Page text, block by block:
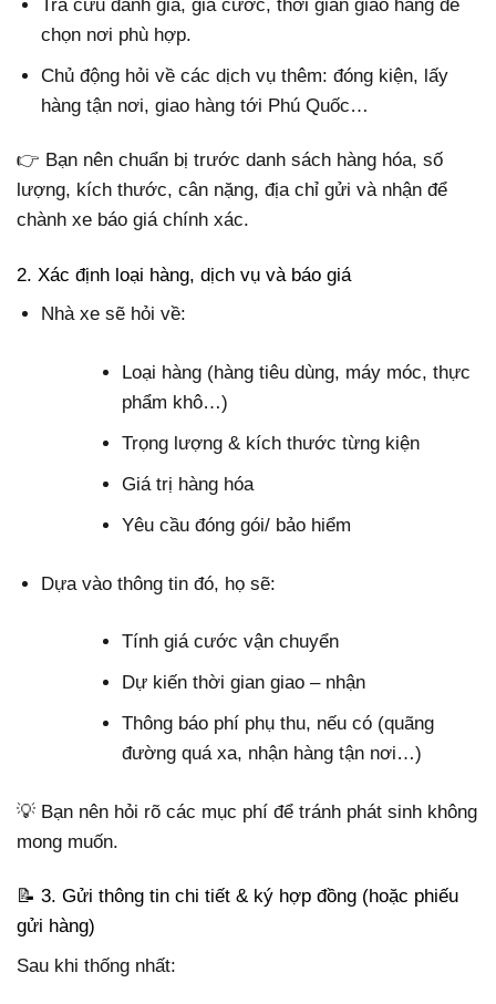
Tra cứu đánh giá, giá cước, thời gian giao hàng để
chọn nơi phù hợp.
Chủ động hỏi về các dịch vụ thêm: đóng kiện, lấy
hàng tận nơi, giao hàng tới Phú Quốc…
👉 Bạn nên chuẩn bị trước danh sách hàng hóa, số
lượng, kích thước, cân nặng, địa chỉ gửi và nhận để
chành xe báo giá chính xác.
2. Xác định loại hàng, dịch vụ và báo giá
Nhà xe sẽ hỏi về:
Loại hàng (hàng tiêu dùng, máy móc, thực
phẩm khô…)
Trọng lượng & kích thước từng kiện
Giá trị hàng hóa
Yêu cầu đóng gói/ bảo hiểm
Dựa vào thông tin đó, họ sẽ:
Tính giá cước vận chuyển
Dự kiến thời gian giao – nhận
Thông báo phí phụ thu, nếu có (quãng
đường quá xa, nhận hàng tận nơi…)
💡 Bạn nên hỏi rõ các mục phí để tránh phát sinh không
mong muốn.
📝 3. Gửi thông tin chi tiết & ký hợp đồng (hoặc phiếu
gửi hàng)
Sau khi thống nhất: